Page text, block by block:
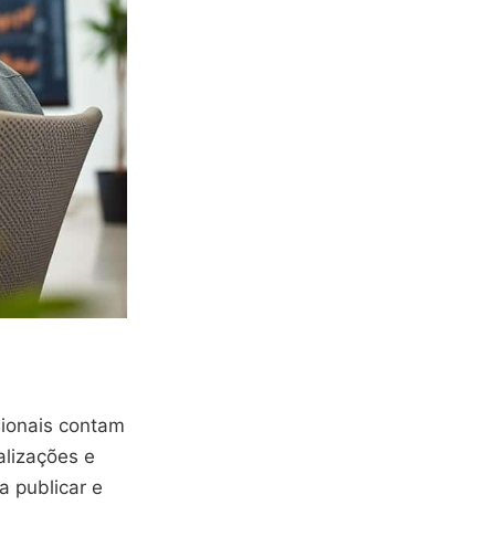
contam
e
publicar e